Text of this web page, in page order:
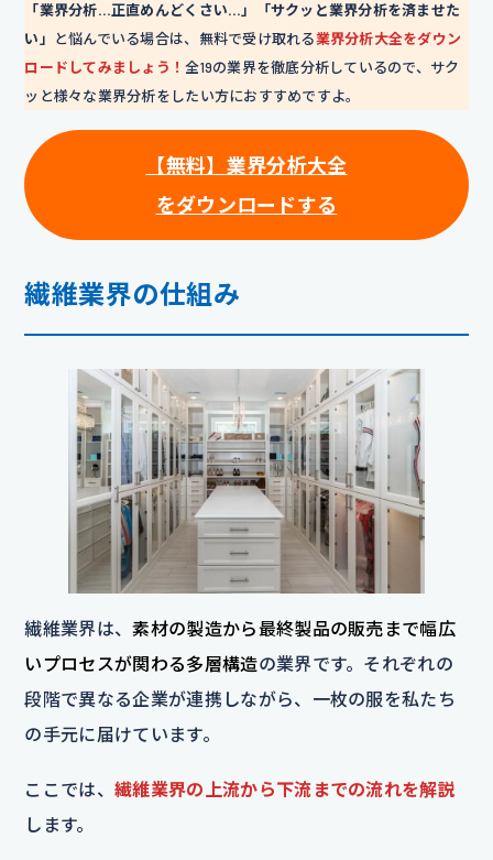
「業界分析…正直めんどくさい…」「サクッと業界分析を済ませた
い」
と悩んでいる場合は、無料で受け取れる業界分析大全をダウン
ロードしてみましょう！全19の業界を徹底分析しているので、サク
ッと様々な業界分析をしたい方におすすめですよ。
【無料】業界分析大全
をダウンロードする
繊維業界の仕組み
繊維業界は、素材の製造から最終製品の販売まで幅広
いプロセスが関わる多層構造の業界です。それぞれの
段階で異なる企業が連携しながら、一枚の服を私たち
の手元に届けています。
ここでは、 繊維業界の上流から下流までの流れを解説
します。